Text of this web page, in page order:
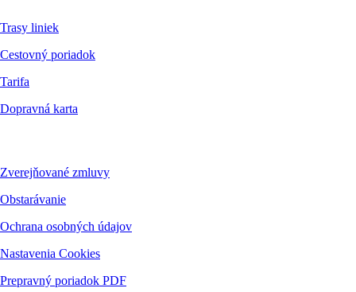
Trasy liniek
Cestovný poriadok
Tarifa
Dopravná karta
Zverejňované zmluvy
Obstarávanie
Ochrana osobných údajov
Nastavenia Cookies
Prepravný poriadok PDF